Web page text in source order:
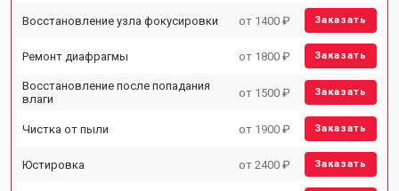
Восстановление узла фокусировки от 1400 ₽ Заказать
Ремонт диафрагмы от 1800 ₽ Заказать
Восстановление после попадания
влаги
от 1500 ₽ Заказать
Чистка от пыли от 1900 ₽ Заказать
Юстировка от 2400 ₽ Заказать